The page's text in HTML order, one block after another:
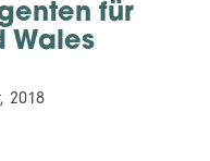
für
Wales
2018